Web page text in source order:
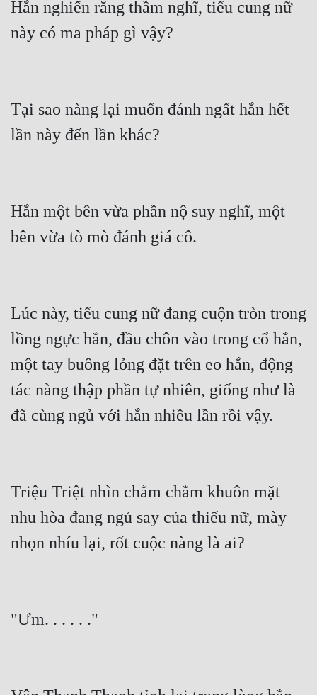
Hắn nghiến răng thầm nghĩ, tiểu cung nữ
này có ma pháp gì vậy?
Tại sao nàng lại muốn đánh ngất hắn hết
lần này đến lần khác?
Hắn một bên vừa phần nộ suy nghĩ, một
bên vừa tò mò đánh giá cô.
Lúc này, tiểu cung nữ đang cuộn tròn trong
lồng ngực hắn, đầu chôn vào trong cổ hắn,
một tay buông lỏng đặt trên eo hắn, động
tác nàng thập phần tự nhiên, giống như là
đã cùng ngủ với hắn nhiều lần rồi vậy.
Triệu Triệt nhìn chằm chằm khuôn mặt
nhu hòa đang ngủ say của thiếu nữ, mày
nhọn nhíu lại, rốt cuộc nàng là ai?
"Ưm. . . . . ."